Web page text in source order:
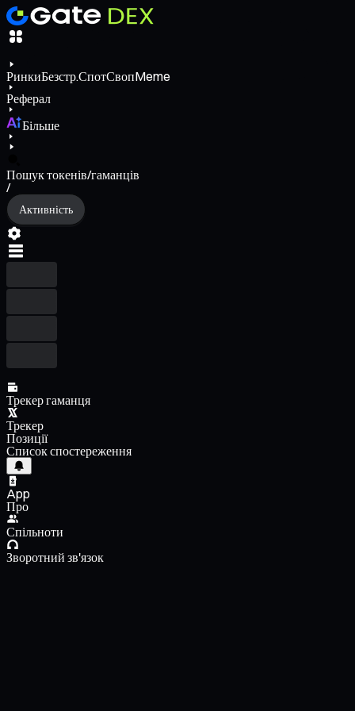
РинкиБезстр.СпотСвопMeme
Реферал
Більше
Пошук токенів/гаманців
/
Активність
Трекер гаманця
Трекер
Позиції
Список спостереження
App
Про
Спільноти
Зворотний зв'язок